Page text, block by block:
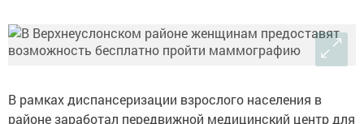
В рамках диспансеризации взрослого населения в
районе заработал передвижной медицинский центр для